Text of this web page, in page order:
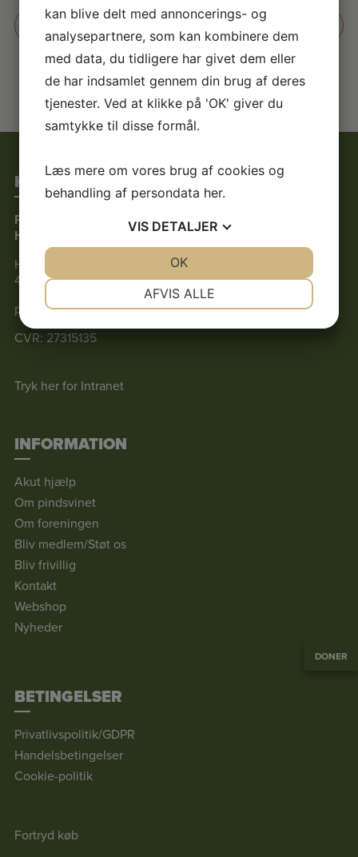
DONER
DU KAN DOWNLOADE VORES GUIDE TIL
FØRSTEHJÆLP HER
KONTAKTINFORMATION
Pindsvinevennerne i Danmark
Hovedkontor
Harekærgårdsvej 7
4070 Kirke Hyllinge
pindsvin@pindsvin.dk
CVR: 27315135
Tryk her for Intranet
INFORMATION
Akut hjælp
Om pindsvinet
Om foreningen
Bliv medlem/Støt os
Bliv frivillig
Kontakt
Webshop
Nyheder
BETINGELSER
Privatlivspolitik/GDPR
Handelsbetingelser
Cookie-politik
Fortryd køb
kan blive delt med annoncerings- og
analysepartnere, som kan kombinere dem
med data, du tidligere har givet dem eller
de har indsamlet gennem din brug af deres
tjenester. Ved at klikke på 'OK' giver du
samtykke til disse formål.
Læs mere om vores brug af cookies og
behandling af persondata her.
VIS DETALJER
MARKETING
AFVIS ALLE
OK